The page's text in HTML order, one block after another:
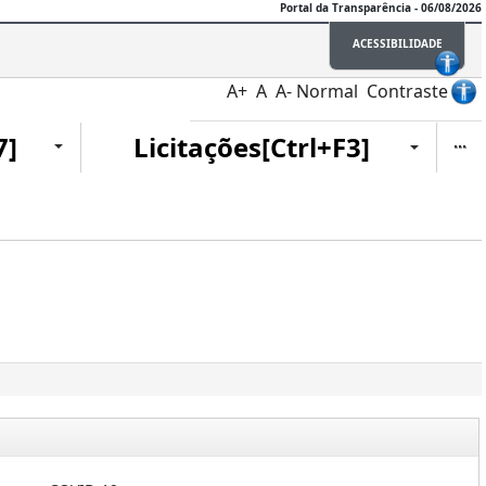
Portal da Transparência - 06/08/2026
ACESSIBILIDADE
A+ A A- Normal Contraste
Licitações[Ctrl+F3]